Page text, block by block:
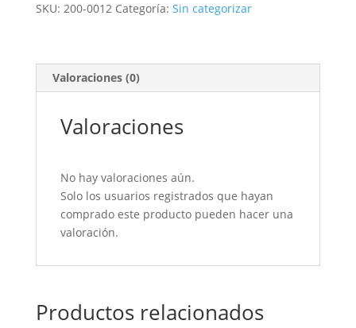
SKU: 200-0012 Categoría: Sin categorizar
Valoraciones (0)
Valoraciones
No hay valoraciones aún.
Solo los usuarios registrados que hayan
comprado este producto pueden hacer una
valoración.
Productos relacionados